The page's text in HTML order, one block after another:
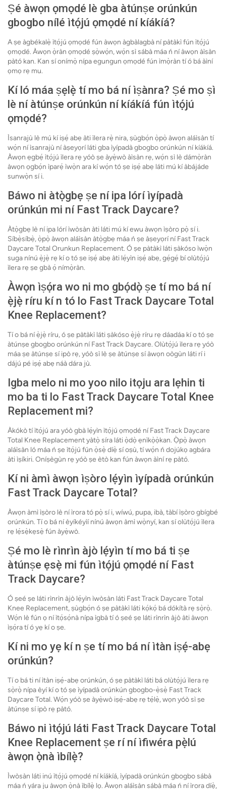
Ṣé àwọn ọmọdé lè gba àtúnṣe orúnkún
gbogbo nílé ìtọ́jú ọmọdé ní kíákíá?
A ṣe àgbékalẹ̀ ìtọ́jú ọmọdé fún àwọn àgbàlagbà ní pàtàkì fún ìtọ́jú
ọmọdé. Àwọn ọ̀ràn ọmọdé ṣọ̀wọ́n, wọ́n sì sábà máa ń ní àwọn àìsàn
pàtó kan. Kan sí onímọ̀ nípa egungun ọmọdé fún ìmọ̀ràn tí ó bá àìní
ọmọ rẹ mu.
Kí ló máa ṣẹlẹ̀ tí mo bá ní ìṣànra? Ṣé mo ṣì
lè ní àtúnṣe orúnkún ní kíákíá fún ìtọ́jú
ọmọdé?
Ìsanrajù lè mú kí iṣẹ́ abẹ àti ìlera rẹ̀ nira, ṣùgbọ́n ọ̀pọ̀ àwọn aláìsàn tí
wọ́n ní ìsanrajù ní àṣeyọrí láti gba ìyípadà gbogbo orúnkún ní kíákíá.
Àwọn ẹgbẹ́ ìtọ́jú ìlera rẹ yóò ṣe àyẹ̀wò àìsàn rẹ, wọ́n sì lè dámọ̀ràn
àwọn ọgbọ́n ìparẹ́ ìwọ̀n ara kí wọ́n tó ṣe iṣẹ́ abẹ láti mú kí àbájáde
sunwọ̀n sí i.
Báwo ni àtọ̀gbẹ ṣe ní ipa lórí ìyípadà
orúnkún mi ní Fast Track Daycare?
Àtọ̀gbẹ lè ní ipa lórí ìwòsàn àti láti mú kí ewu àwọn ìṣòro pọ̀ sí i.
Síbẹ̀síbẹ̀, ọ̀pọ̀ àwọn aláìsàn àtọ̀gbẹ máa ń ṣe àṣeyọrí ní Fast Track
Daycare Total Orunkun Replacement. Ó ṣe pàtàkì láti ṣàkóso ìwọ̀n
suga nínú ẹ̀jẹ̀ rẹ kí o tó ṣe iṣẹ́ abẹ àti lẹ́yìn iṣẹ́ abẹ, gẹ́gẹ́ bí olùtọ́jú
ìlera rẹ ṣe gbà ọ́ nímọ̀ràn.
Àwọn ìṣọ́ra wo ni mo gbọ́dọ̀ ṣe tí mo bá ní
ẹ̀jẹ̀ ríru kí n tó lo Fast Track Daycare Total
Knee Replacement?
Tí o bá ní ẹ̀jẹ̀ ríru, ó ṣe pàtàkì láti ṣàkóso ẹ̀jẹ̀ ríru rẹ dáadáa kí o tó ṣe
àtúnṣe gbogbo orúnkún ní Fast Track Daycare. Olùtọ́jú ìlera rẹ yóò
máa ṣe àtúnṣe sí ipò rẹ, yóò sì lè ṣe àtúnṣe sí àwọn oògùn láti rí i
dájú pé iṣẹ́ abẹ náà dára jù.
Igba melo ni mo yoo nilo itọju ara lẹhin ti
mo ba ti lo Fast Track Daycare Total Knee
Replacement mi?
Àkókò tí ìtọ́jú ara yóò gbà lẹ́yìn ìtọ́jú ọmọdé ní Fast Track Daycare
Total Knee Replacement yàtọ̀ síra láti ọ̀dọ̀ ẹnìkọ̀ọ̀kan. Ọ̀pọ̀ àwọn
aláìsàn ló máa ń ṣe ìtọ́jú fún ọ̀sẹ̀ díẹ̀ sí oṣù, tí wọ́n ń dojúkọ agbára
àti ìṣíkiri. Oníṣègùn rẹ yóò ṣe ètò kan fún àwọn àìní rẹ pàtó.
Kí ni àmì àwọn ìṣòro lẹ́yìn ìyípadà orúnkún
Fast Track Daycare Total?
Àwọn àmì ìṣòro lè ní ìrora tó pọ̀ sí i, wíwú, pupa, ibà, tàbí ìṣòro gbígbé
orúnkún. Tí o bá ní èyíkéyìí nínú àwọn àmì wọ̀nyí, kan sí olùtọ́jú ìlera
rẹ lẹ́sẹ̀kẹsẹ̀ fún àyẹ̀wò.
Ṣé mo lè rìnrìn àjò lẹ́yìn tí mo bá ti ṣe
àtúnṣe ẹsẹ̀ mi fún ìtọ́jú ọmọdé ní Fast
Track Daycare?
Ó ṣeé ṣe láti rìnrìn àjò lẹ́yìn ìwòsàn láti Fast Track Daycare Total
Knee Replacement, ṣùgbọ́n ó ṣe pàtàkì láti kọ́kọ́ bá dókítà rẹ sọ̀rọ̀.
Wọ́n lè fún ọ ní ìtọ́sọ́nà nípa ìgbà tí ó ṣeé ṣe láti rìnrìn àjò àti àwọn
ìṣọ́ra tí ó yẹ kí o ṣe.
Kí ni mo yẹ kí n ṣe tí mo bá ní ìtàn iṣẹ́-abẹ
orúnkún?
Tí o bá ti ní ìtàn iṣẹ́-abẹ orúnkún, ó ṣe pàtàkì láti bá olùtọ́jú ìlera rẹ
sọ̀rọ̀ nípa èyí kí o tó ṣe ìyípadà orúnkún gbogbo-ẹ̀sẹ̀ Fast Track
Daycare Total. Wọ́n yóò ṣe àyẹ̀wò iṣẹ́-abẹ rẹ tẹ́lẹ̀, wọn yóò sì ṣe
àtúnṣe sí ipò rẹ pàtó.
Báwo ni ìtọ́jú láti Fast Track Daycare Total
Knee Replacement ṣe rí ní ìfiwéra pẹ̀lú
àwọn ọ̀nà ìbílẹ̀?
Ìwòsàn láti inú ìtọ́jú ọmọdé ní kíákíá, ìyípadà orúnkún gbogbo sábà
máa ń yára ju àwọn ọ̀nà ìbílẹ̀ lọ. Àwọn aláìsàn sábà máa ń ní ìrora díẹ̀,